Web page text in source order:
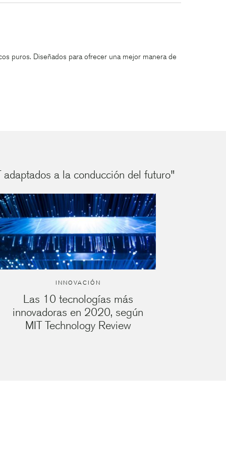
puros. Diseñados para ofrecer una mejor manera de
a la conducción del futuro"
INNOVACIÓN
Las 10 tecnologías más
innovadoras en 2020, según
MIT Technology Review